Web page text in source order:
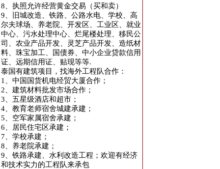
8、执照允许经营黄金交易（买和卖）
9、旧城改造、铁路、公路水电、学校、高
尔夫球场、养老院、开发区、工业区、就业
中心、污水处理中心、烂尾楼处理、移民公
司、农业产品开发、灵芝产品开发、造纸材
料、珠宝加工、国债券、中小企业贷款信用
证、远期信用证、贴现等等.
泰国有建筑项目，找海外工程队合作：
1、中国国货机电经贸大厦合作；
2、建筑材料批发市场合作；
3、五星级酒店和超市；
4、教育老师宿舍城建承建；
5、空军家属宿舍承建；
6、居民住宅区承建；
7、学校承建；
8、养老院承建；
9、铁路承建、水利改造工程；欢迎有经济
和技术实力的工程队来承包